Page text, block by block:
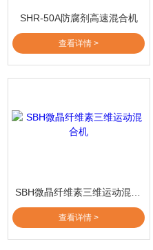
SHR-50A防腐剂高速混合机
查看详情 >
查看详情 >